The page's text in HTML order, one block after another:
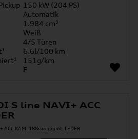
150 kW (204 PS)
Automatik
1.984 cm³
Weiß
4/5 Türen
6.6l/100 km
151g/km
E
S line NAVI+ ACC